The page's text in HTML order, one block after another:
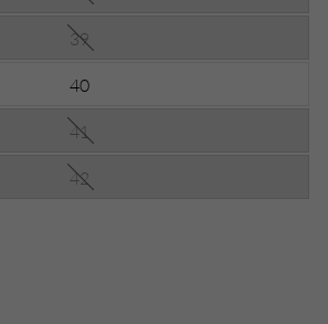
39
40
41
42